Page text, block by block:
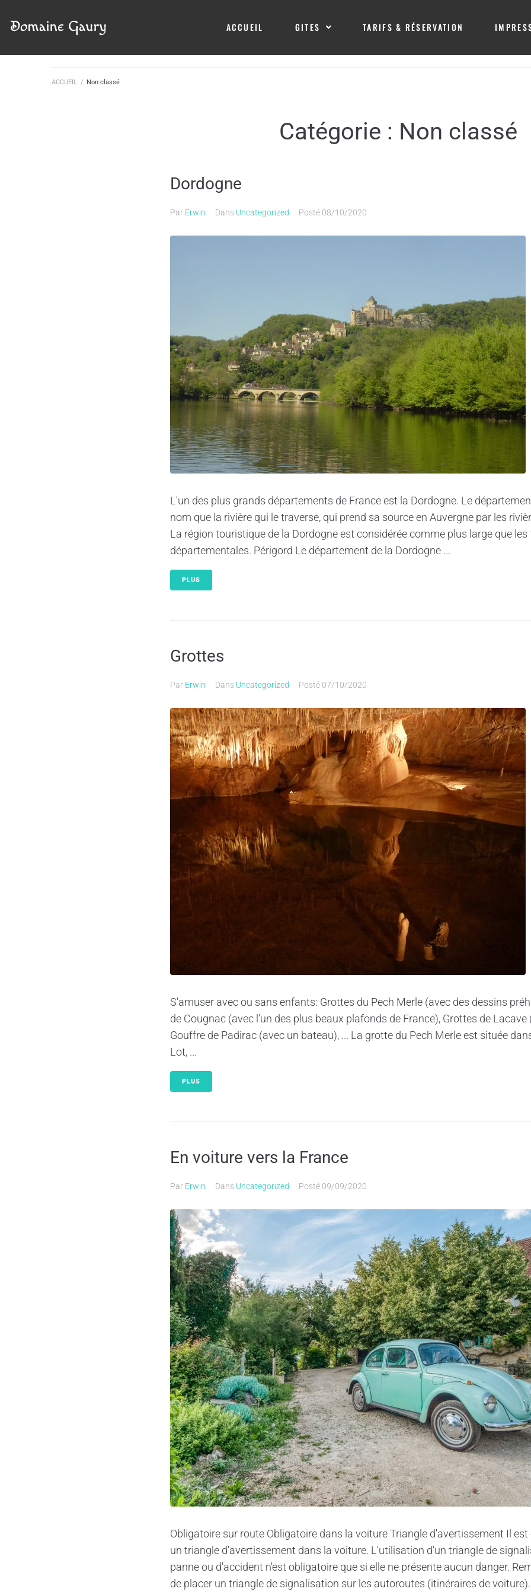
ACCUEIL GITES TARIFS & RÉSERVATION
ACCUEIL / Non classé
Catégorie : Non classé
Dordogne
Par Erwin Dans Uncategorized Posté 08/10/2020
L'un des plus grands départements de France est la Dordogne. Le
nom que la rivière qui le traverse, qui prend sa source en Auvergne par les
La région touristique de la Dordogne est considérée comme plus large que les
départementales. Périgord Le département de la Dordogne ...
PLUS
Grottes
Par Erwin Dans Uncategorized Posté 07/10/2020
S'amuser avec ou sans enfants: Grottes du Pech Merle (avec des dessins
de Cougnac (avec l'un des plus beaux plafonds de France), Grottes de Lacave
Gouffre de Padirac (avec un bateau), ... La grotte du Pech Merle est située
Lot, ...
PLUS
En voiture vers la France
Par Erwin Dans Uncategorized Posté 09/09/2020
Obligatoire sur route Obligatoire dans la voiture Triangle d'avertissement Il
un triangle d'avertissement dans la voiture. L'utilisation d'un triangle de
panne ou d'accident n'est obligatoire que si elle ne présente aucun danger.
de placer un triangle de signalisation sur les autoroutes (itinéraires de voiture).